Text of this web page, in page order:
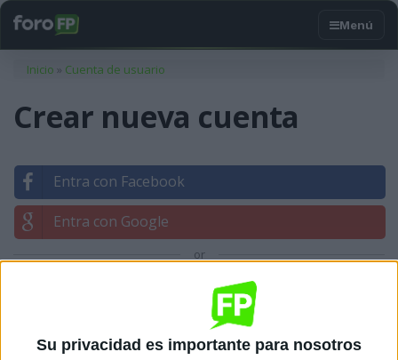
Su privacidad es importante para nosotros
Usted está aquí
Inicio » Cuenta de usuario
Crear nueva cuenta
Entra con Facebook
Entra con Google
or